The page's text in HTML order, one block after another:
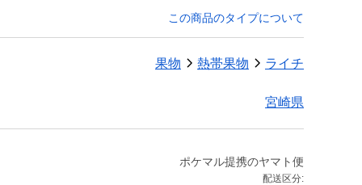
この商品のタイプについて
果物 熱帯果物 ライチ
宮崎県
ポケマル提携のヤマト便
配送区分: